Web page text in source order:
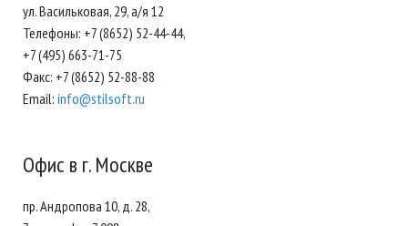
ул. Васильковая, 29, а/я 12
Телефоны: +7 (8652) 52-44-44,
+7 (495) 663-71-75
Факс: +7 (8652) 52-88-88
Email: info@stilsoft.ru
Офис в г. Москве
пр. Андропова 10, д. 28,